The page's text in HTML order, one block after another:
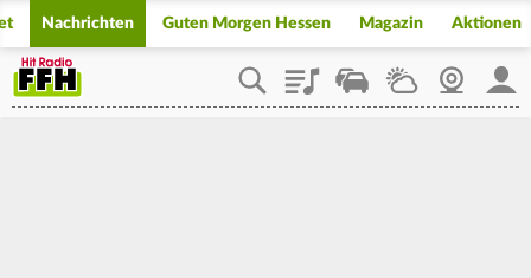
Nachrichten Guten Morgen Hessen Magazin Aktionen
PlaylistStaupilotWetterWebcam